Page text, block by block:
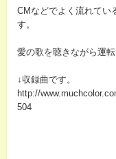
CMなどでよく流れてい
す。
愛の歌を聴きながら運転
↓収録曲です。
http://
504